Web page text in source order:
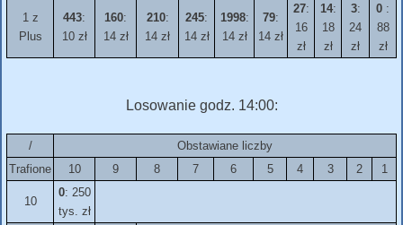
1 z
Plus
443:
10 zł
160:
14 zł
210:
14 zł
245:
14 zł
1998:
14 zł
79:
14 zł
27:
16
zł
14:
18
zł
3:
24
zł
0 :
88
zł
Losowanie godz. 14:00:
/
Obstawiane liczby
Trafione
10 9 8 7 6 5 4 3 2 1
10
0: 250
tys. zł